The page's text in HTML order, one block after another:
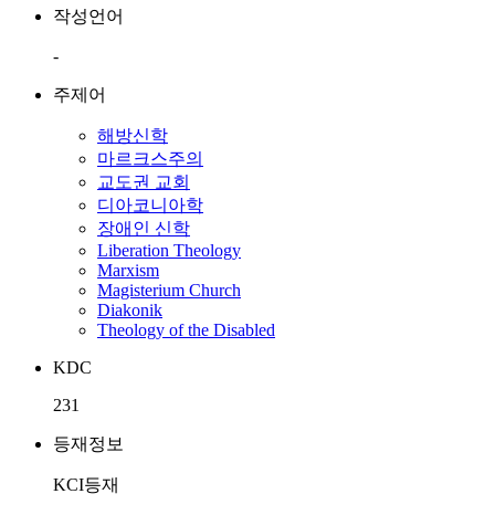
작성언어
-
주제어
해방신학
마르크스주의
교도권 교회
디아코니아학
장애인 신학
Liberation Theology
Marxism
Magisterium Church
Diakonik
Theology of the Disabled
KDC
231
등재정보
KCI등재